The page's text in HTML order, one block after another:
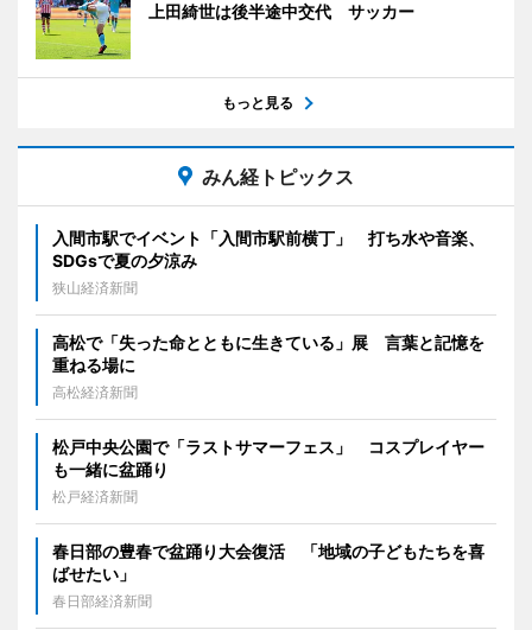
上田綺世は後半途中交代 サッカー
もっと見る
みん経トピックス
入間市駅でイベント「入間市駅前横丁」 打ち水や音楽、
SDGsで夏の夕涼み
狭山経済新聞
高松で「失った命とともに生きている」展 言葉と記憶を
重ねる場に
高松経済新聞
松戸中央公園で「ラストサマーフェス」 コスプレイヤー
も一緒に盆踊り
松戸経済新聞
春日部の豊春で盆踊り大会復活 「地域の子どもたちを喜
ばせたい」
春日部経済新聞